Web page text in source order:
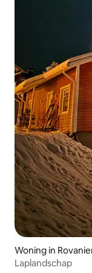
Woning in
Laplandschap